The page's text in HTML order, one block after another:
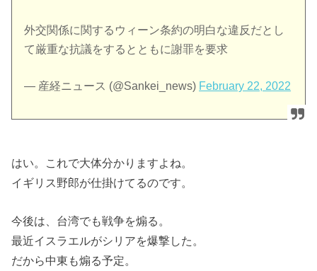
外交関係に関するウィーン条約の明白な違反だとし
て厳重な抗議をするとともに謝罪を要求
— 産経ニュース (@Sankei_news) February 22, 2022
はい。これで大体分かりますよね。
イギリス野郎が仕掛けてるのです。
今後は、台湾でも戦争を煽る。
最近イスラエルがシリアを爆撃した。
だから中東も煽る予定。